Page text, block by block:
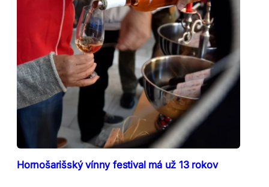
Hornošarišský vínny festival má už 13 rokov